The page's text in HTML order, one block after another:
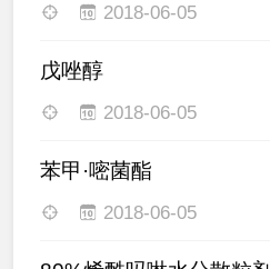
2018-06-05
戊唑醇
2018-06-05
苯甲·嘧菌酯
2018-06-05